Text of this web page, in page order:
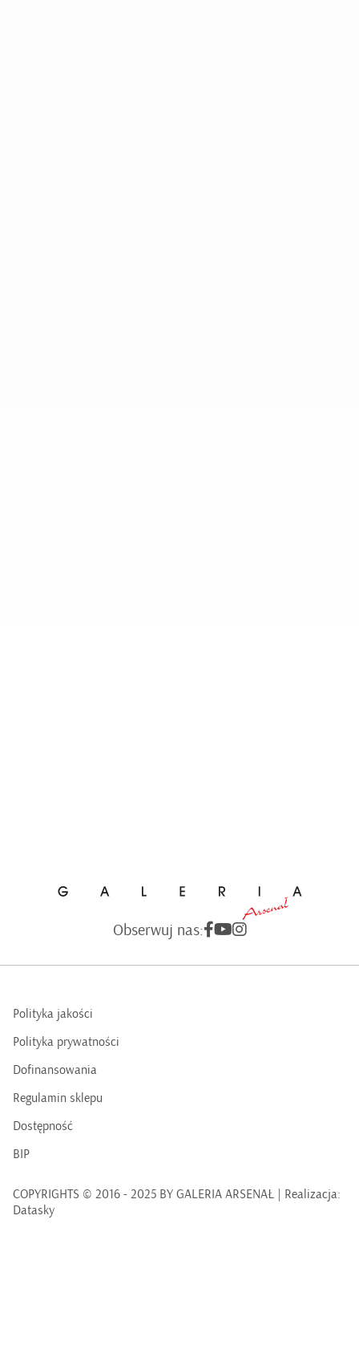
Obserwuj nas:
Polityka jakości
Polityka prywatności
Dofinansowania
Regulamin sklepu
Dostępność
BIP
COPYRIGHTS © 2016 - 2025 BY GALERIA ARSENAŁ | Realizacja:
Datasky